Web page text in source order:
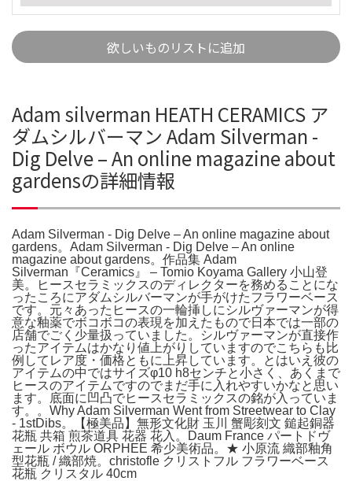
欲しいものリストに追加
Adam silverman HEATH CERAMICS ア
ダムシルバーマン Adam Silverman -
Dig Delve – An online magazine about
gardensの詳細情報
Adam Silverman - Dig Delve – An online magazine about
gardens。Adam Silverman - Dig Delve – An online
magazine about gardens。作品集 Adam
Silverman『Ceramics』 – Tomio Koyama Gallery 小山登
美。ヒースセラミックスのディレクターを務めることにな
ったころにアダムシルバーマンが手がけたフラワーベース
です。元々あったヒースの一輪挿しにシルヴァーマンが得
意な釉薬でボコボコの表現を加えたもので日本では一部の
店舗でごく少量扱っていました。シルヴァーマンが直接作
ったアイテムはかなり値上がりしていますのでこちらも比
例してレア度・価格ともに上昇しています。とはいえ彼の
アイテムの中ではサイズφ10 h8センチと小さく、あくまで
ヒースのアイテムですのでまだ手に入れやすいかなと思い
ます。底面に凹凸でヒースセラミックスの銘が入っていま
す。。Why Adam Silverman Went from Streetwear to Clay
- 1stDibs。【極美品】無形文化財 玉川 蟹彫刻文 鎚起銅器
花瓶 共箱 煎茶道具 花器 花入。Daum France パートドヴ
ェール ボウル ORPHEE 希少美術品。★ 小原流 織部釉角
型花瓶 / 織部焼。christofle クリストフル フラワーベース
花瓶 クリスタル 40cm